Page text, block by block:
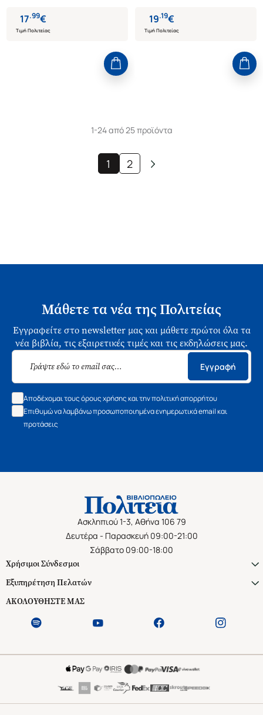
17.99€
Τιμή Πολιτείας
19.19€
Τιμή Πολιτείας
1-24 από 25 προϊόντα
1 2
Μάθετε τα νέα της Πολιτείας
Εγγραφείτε στο newsletter μας και μάθετε πρώτοι όλα τα
νέα βιβλία, τις εξαιρετικές τιμές και τις εκδηλώσεις μας.
Εγγραφή
Αποδέχομαι τους όρους χρήσης και την πολιτική απορρήτου
Επιθυμώ να λαμβάνω προσωποποιημένα ενημερωτικά email και
προτάσεις
Ασκληπιού 1-3, Αθήνα 106 79
Δευτέρα - Παρασκευή 09:00-21:00
Σάββατο 09:00-18:00
Χρήσιμοι Σύνδεσμοι
Εξυπηρέτηση Πελατών
ΑΚΟΛΟΥΘΗΣΤΕ ΜΑΣ